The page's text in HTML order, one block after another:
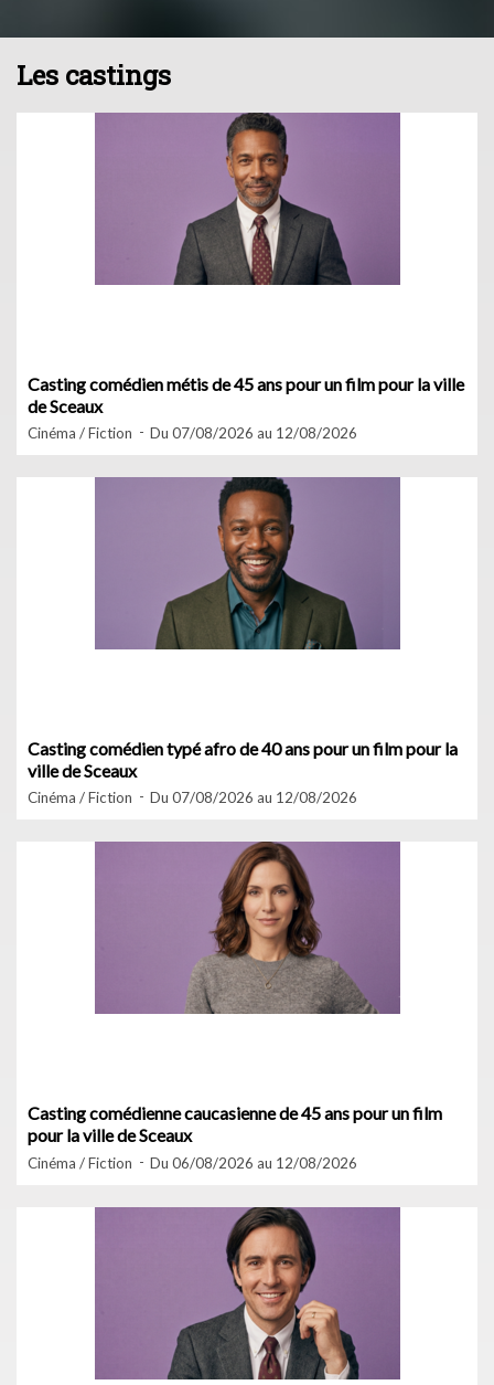
Les castings
Casting comédien métis de 45 ans pour un film pour la ville
de Sceaux
Cinéma / Fiction Du 07/08/2026 au 12/08/2026
Casting comédien typé afro de 40 ans pour un film pour la
ville de Sceaux
Cinéma / Fiction Du 07/08/2026 au 12/08/2026
Casting comédienne caucasienne de 45 ans pour un film
pour la ville de Sceaux
Cinéma / Fiction Du 06/08/2026 au 12/08/2026